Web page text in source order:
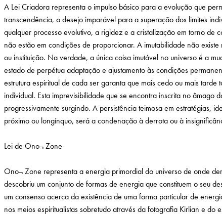
A Lei Criadora representa o impulso básico para a evolução que
transcendência, o desejo imparável para a superação dos limites
qualquer processo evolutivo, a rigidez e a cristalização em torno de
não estão em condições de proporcionar. A imutabilidade não
ou instituição. Na verdade, a única coisa imutável no universo é a
estado de perpétua adaptação e ajustamento às condições
estrutura espiritual de cada ser garanta que mais cedo ou mais
individual. Esta imprevisibilidade que se encontra inscrita no
progressivamente surgindo. A persistência teimosa em estratégias,
próximo ou longínquo, será a condenação à derrota ou à
Lei de Ono¬ Zone
Ono¬ Zone representa a energia primordial do universo de onde
descobriu um conjunto de formas de energia que constituem o seu
um consenso acerca da existência de uma forma particular de
nos meios espiritualistas sobretudo através da fotografia Kirlian e do